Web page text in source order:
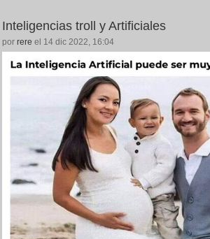
Inteligencias troll y Artificiales
por rere el 14 dic 2022, 16:04